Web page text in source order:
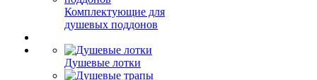
Комплектующие для
душевых поддонов
Душевые лотки